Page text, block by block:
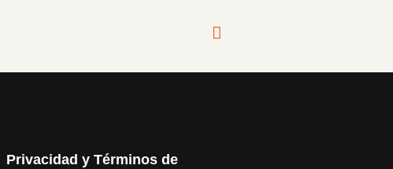
Privacidad y Términos de